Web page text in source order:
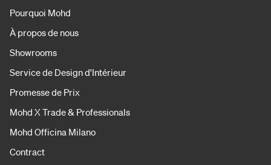
Pourquoi Mohd
À propos de nous
Showrooms
Service de Design d'Intérieur
Promesse de Prix
Mohd X Trade & Professionals
Mohd Officina Milano
Contract